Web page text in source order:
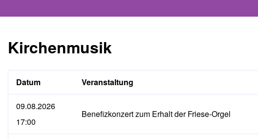
Kirchenmusik
Datum Veranstaltung
09.08.2026
17:00
Benefizkonzert zum Erhalt der Friese-Orgel